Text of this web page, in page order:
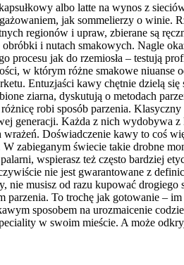
albo latte na wynos z
jak sommelierzy o winie.
regionów i upraw, zbierane są
i nutach smakowych. Nagle
jak do rzemiosła – testują
w którym różne smakowe
Entuzjaści kawy chętnie dzielą
ziarna, dyskutują o metodach
robi sposób parzenia.
generacji. Każda z nich wydobywa
Doświadczenie kawy to coś
zabieganym świecie takie drobne
wspierasz też często bardziej
nie jest gwarantowane z
musisz od razu kupować
To trochę jak gotowanie –
sposobem na urozmaicenie
w swoim mieście. A może